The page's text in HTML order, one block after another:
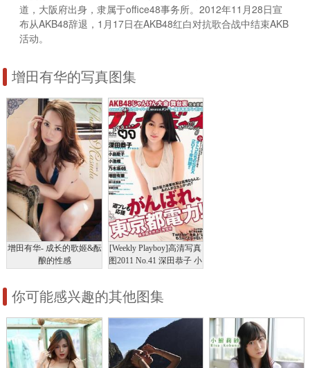
道，大阪府出身，隶属于office48事务所。2012年11月28日宣
布从AKB48辞退，1月17日在AKB48红白对抗歌合战中结束AKB
活动。
增田有华的写真图集
增田有华- 成长的歌姬&酝
酿的性感
[Weekly Playboy]高清写真
图2011 No.41 深田恭子 小
你可能感兴趣的其他图集